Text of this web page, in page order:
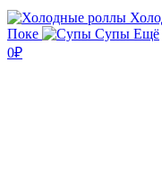
Поке
Супы Ещё
0₽